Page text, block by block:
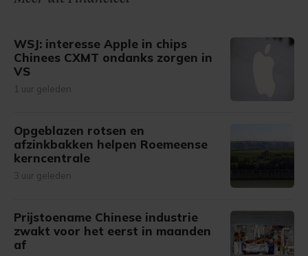
WSJ: interesse Apple in chips
Chinees CXMT ondanks zorgen in
VS
1 uur geleden
Opgeblazen rotsen en
afzinkbakken helpen Roemeense
kerncentrale
3 uur geleden
Prijstoename Chinese industrie
zwakt voor het eerst in maanden
af